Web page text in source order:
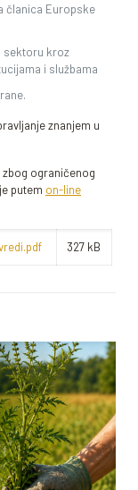
članica Europske
sektoru kroz
i službama
znanjem u
zbog ograničenog
putem on-line
327 kB